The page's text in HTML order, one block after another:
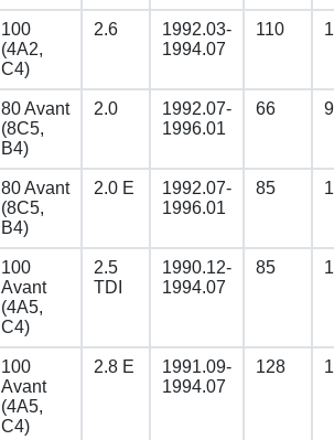
100
(4A2,
C4)
2.6
1992.03-
1994.07
110
80 Avant
(8C5,
B4)
2.0
1992.07-
1996.01
66
80 Avant
(8C5,
B4)
2.0 E
1992.07-
1996.01
85
100
Avant
(4A5,
C4)
2.5
TDI
1990.12-
1994.07
85
100
Avant
(4A5,
C4)
2.8 E
1991.09-
1994.07
128